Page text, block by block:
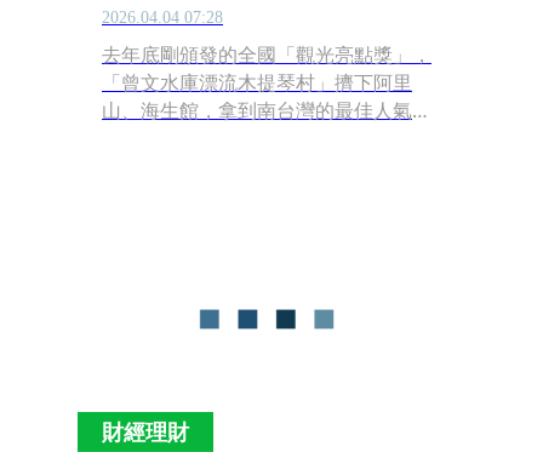
2026.04.04 07:28
去年底剛頒發的全國「觀光亮點獎」，
「曾文水庫漂流木提琴村」擠下阿里
山、海生館，拿到南台灣的最佳人氣
財經理財